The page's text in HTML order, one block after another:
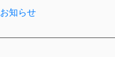
お知らせ